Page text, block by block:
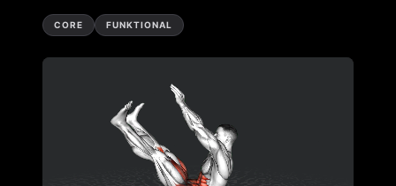
CORE FUNKTIONAL